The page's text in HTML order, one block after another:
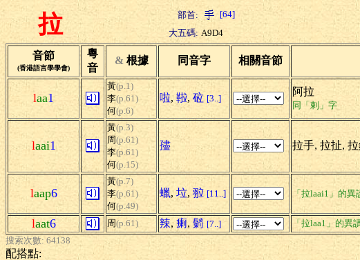
拉 部首: [64]
大五碼: A9D4
音節
(香港語言學學會)
粵
音
& 根據 同音字 相關音節
laa1
黃(p.1)
李(p.61)
何(p.6)
啦, 鞡, 砬 [3..]
阿拉
同「剌」字
laai1
黃(p.3)
周(p.61)
李(p.61)
何(p.15)
孻 拉手, 拉扯,
laap6
黃(p.7)
李(p.61)
何(p.49)
蠟, 垃, 翋 [11..] 「拉laai1」的異
laat6 周(p.61) 辣, 瘌, 鬎 [7..]
「拉laa1」的異
搜索次數: 64138
配搭點: